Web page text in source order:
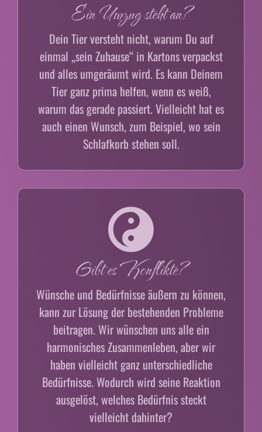
Ein Umzug steht an?
Dein Tier versteht nicht, warum Du auf
einmal „sein Zuhause“ in Kartons verpackst
und alles umgeräumt wird. Es kann Deinem
Tier ganz prima helfen, wenn es weiß,
warum das gerade passiert. Vielleicht hat es
auch einen Wunsch, zum Beispiel, wo sein
Schlafkorb stehen soll.
Gibt es Konflikte?
Wünsche und Bedürfnisse äußern zu können,
kann zur Lösung der bestehenden Probleme
beitragen. Wir wünschen uns alle ein
harmonisches Zusammenleben, aber wir
haben vielleicht ganz unterschiedliche
Bedürfnisse. Wodurch wird seine Reaktion
ausgelöst, welches Bedürfnis steckt
vielleicht dahinter?